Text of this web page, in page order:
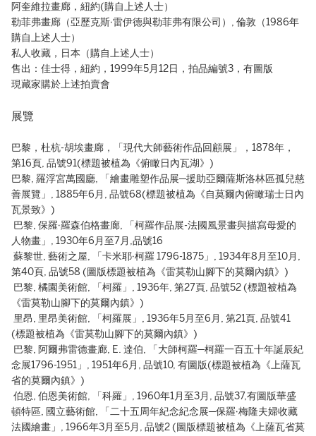
阿奎維拉畫廊，紐約(購自上述人士）
勒菲弗畫廊（亞歷克斯∙雷伊德與勒菲弗有限公司）, 倫敦（1986年
購自上述人士）
私人收藏，日本（購自上述人士）
售出：佳士得，紐約，1999年5月12日，拍品編號3，有圖版
現藏家購於上述拍賣會
展覽
巴黎，杜杭-胡埃畫廊，「現代大師藝術作品回顧展」，1878年，
第16頁, 品號91(標題被植為《俯瞰日內瓦湖》)
巴黎, 羅浮宮萬國廳, 「繪畫雕塑作品展─援助亞爾薩斯洛林區孤兒慈
善展覽」, 1885年6月, 品號68(標題被植為《自莫爾內俯瞰瑞士日內
瓦景致》)
巴黎, 保羅∙羅森伯格畫廊, 「柯羅作品展-法國風景畫與描寫母愛的
人物畫」, 1930年6月至7月,品號16
蘇黎世, 藝術之屋, 「卡米耶∙柯羅 1796-1875」, 1934年8月至10月,
第40頁, 品號58 (圖版標題被植為《雷莫勒山腳下的莫爾內鎮》)
巴黎, 橘園美術館, 「柯羅」, 1936年, 第27頁, 品號52 (標題被植為
《雷莫勒山腳下的莫爾內鎮》)
里昂, 里昂美術館, 「柯羅展」, 1936年5月至6月, 第21頁, 品號41
(標題被植為《雷莫勒山腳下的莫爾內鎮》)
巴黎, 阿爾弗雷德畫廊, E. 達伯, 「大師柯羅─柯羅一百五十年誕辰紀
念展1796-1951」, 1951年6月, 品號10, 有圖版(標題被植為《上薩瓦
省的莫爾內鎮》)
伯恩, 伯恩美術館, 「科羅」, 1960年1月至3月, 品號37,有圖版華盛
頓特區, 國立藝術館, 「二十五周年紀念紀念展─保羅∙梅隆夫婦收藏
法國繪畫」, 1966年3月至5月, 品號2 (圖版標題被植為《上薩瓦省莫